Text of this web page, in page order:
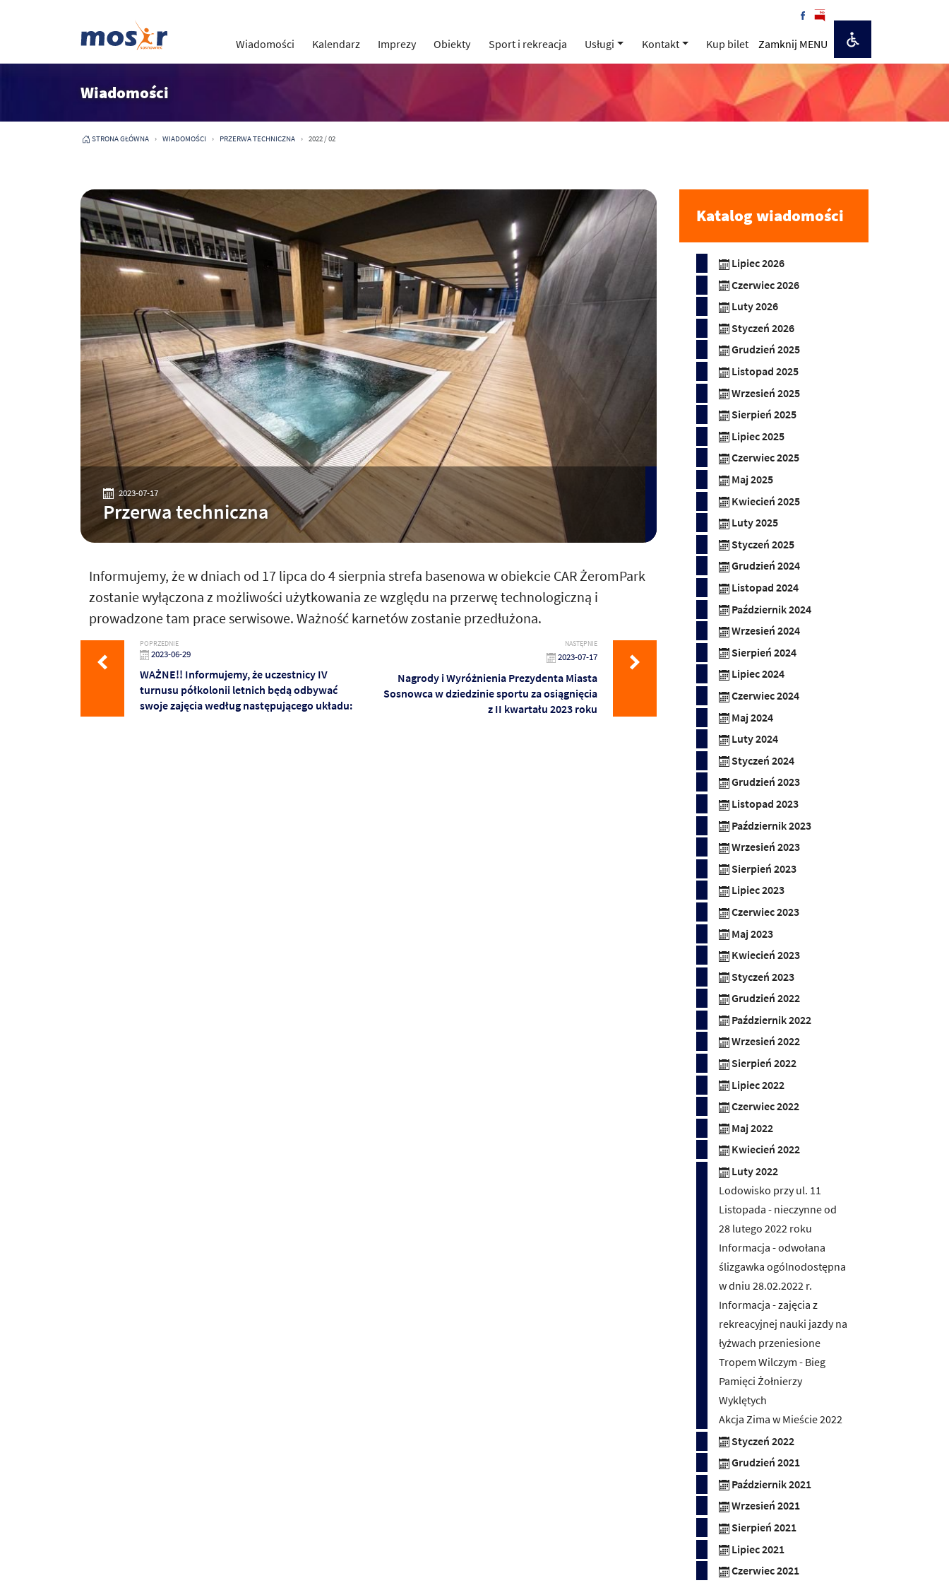
Wiadomości Kalendarz Imprezy Obiekty Sport i rekreacja Usługi Kontakt Kup bilet Zamknij MENU
Wiadomości
STRONA GŁÓWNA WIADOMOŚCI PRZERWA TECHNICZNA 2022 / 02
2023-07-17
Przerwa techniczna
Informujemy, że w dniach od 17 lipca do 4 sierpnia strefa basenowa w obiekcie CAR ŻeromPark
zostanie wyłączona z możliwości użytkowania ze względu na przerwę technologiczną i
prowadzone tam prace serwisowe. Ważność karnetów zostanie przedłużona.
POPRZEDNIE
2023-06-29
WAŻNE!! Informujemy, że uczestnicy IV
turnusu półkolonii letnich będą odbywać
swoje zajęcia według następującego układu:
NASTĘPNIE
2023-07-17
Nagrody i Wyróżnienia Prezydenta Miasta
Sosnowca w dziedzinie sportu za osiągnięcia
z II kwartału 2023 roku
Katalog wiadomości
Lipiec 2026
Czerwiec 2026
Luty 2026
Styczeń 2026
Grudzień 2025
Listopad 2025
Wrzesień 2025
Sierpień 2025
Lipiec 2025
Czerwiec 2025
Maj 2025
Kwiecień 2025
Luty 2025
Styczeń 2025
Grudzień 2024
Listopad 2024
Październik 2024
Wrzesień 2024
Sierpień 2024
Lipiec 2024
Czerwiec 2024
Maj 2024
Luty 2024
Styczeń 2024
Grudzień 2023
Listopad 2023
Październik 2023
Wrzesień 2023
Sierpień 2023
Lipiec 2023
Czerwiec 2023
Maj 2023
Kwiecień 2023
Styczeń 2023
Grudzień 2022
Październik 2022
Wrzesień 2022
Sierpień 2022
Lipiec 2022
Czerwiec 2022
Maj 2022
Kwiecień 2022
Luty 2022
Lodowisko przy ul. 11
Listopada - nieczynne od
28 lutego 2022 roku
Informacja - odwołana
ślizgawka ogólnodostępna
w dniu 28.02.2022 r.
Informacja - zajęcia z
rekreacyjnej nauki jazdy na
łyżwach przeniesione
Tropem Wilczym - Bieg
Pamięci Żołnierzy
Wyklętych
Akcja Zima w Mieście 2022
Styczeń 2022
Grudzień 2021
Październik 2021
Wrzesień 2021
Sierpień 2021
Lipiec 2021
Czerwiec 2021